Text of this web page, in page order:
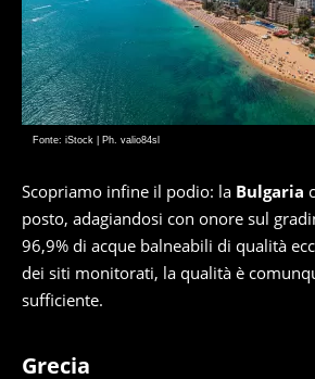
Fonte: iStock | Ph. valio84sl
Scopriamo infine il podio: la Bulgaria
posto, adagiandosi con onore sul
96,9% di acque balneabili di qualità
dei siti monitorati, la qualità è
sufficiente.
Grecia